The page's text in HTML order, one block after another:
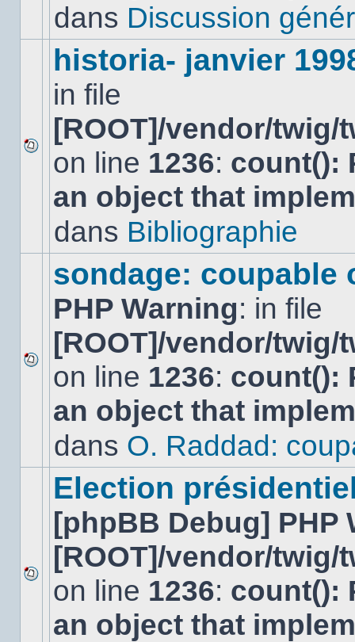
sujet.
dans Discussion
Aucun
nouveau
message
non-
dans
historia- janvier
in file
[ROOT]/vendor/
on line 1236: count():
an object that
dans Bibliographie
Aucun
nouveau
message
non-
dans
sondage: coupable
PHP Warning: in file
[ROOT]/vendor/
on line 1236: count():
an object that
dans O. Raddad:
Aucun
nouveau
message
non-
Election
[phpBB Debug] PHP
[ROOT]/vendor/
on line 1236: count():
an object that